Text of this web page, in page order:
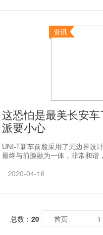
资讯
这恐怕是最美长安
派要小心
UNI-T新车前脸采用了无边界设
最终与前脸融为一体，非常和谐
2020-04-16
总数： 20 首页 1